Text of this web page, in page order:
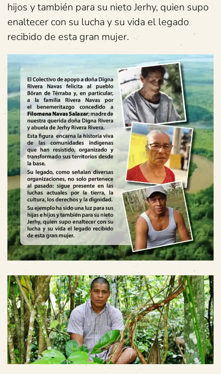
hijos y también para su nieto Jerhy, quien supo
enaltecer con su lucha y su vida el legado
recibido de esta gran mujer.